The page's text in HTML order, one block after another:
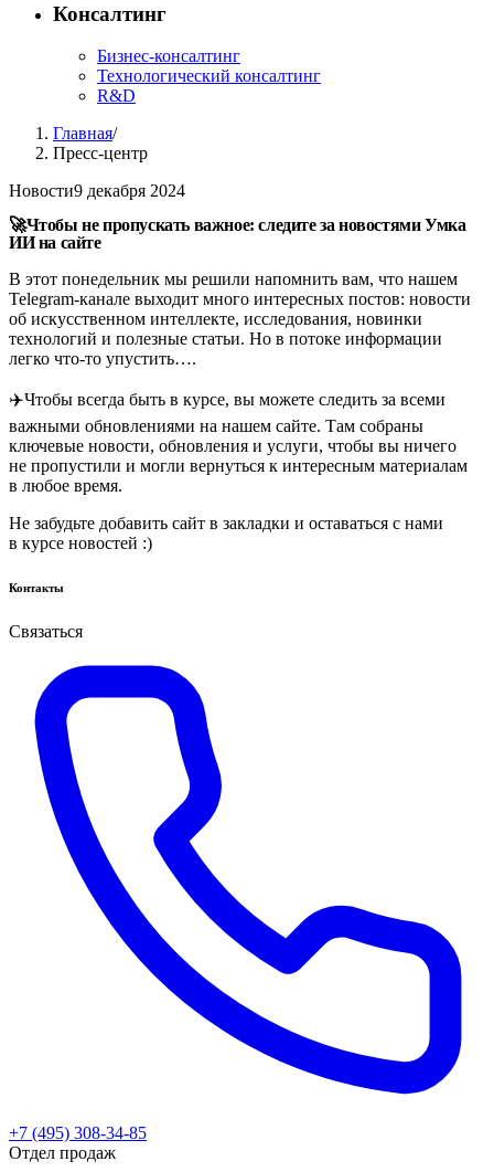
Консалтинг
Бизнес-консалтинг
Технологический консалтинг
R&D
Главная/
Пресс-центр
Новости9 декабря 2024
🚀Чтобы не пропускать важное: следите за новостями Умка
ИИ на сайте
В этот понедельник мы решили напомнить вам, что нашем
Telegram-канале выходит много интересных постов: новости
об искусственном интеллекте, исследования, новинки
технологий и полезные статьи. Но в потоке информации
легко что-то упустить….
✈️Чтобы всегда быть в курсе, вы можете следить за всеми
важными обновлениями на нашем сайте. Там собраны
ключевые новости, обновления и услуги, чтобы вы ничего
не пропустили и могли вернуться к интересным материалам
в любое время.
Не забудьте добавить сайт в закладки и оставаться с нами
в курсе новостей :)
Контакты
Связаться
+7 (495) 308-34-85
Отдел продаж